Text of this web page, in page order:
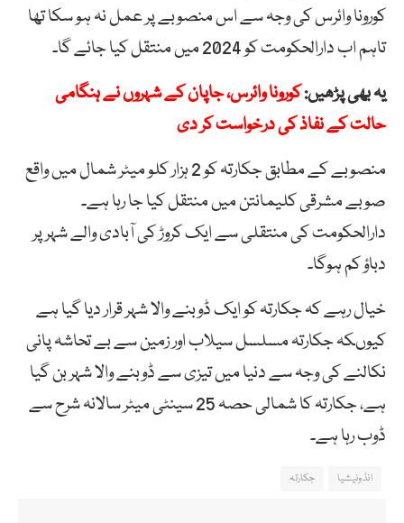
کورونا وائرس کی وجہ سے اس منصوبے پر عمل نہ ہو سکا تھا
تاہم اب دارالحکومت کو 2024 میں منتقل کیا جائے گا۔
یہ بھی پڑھیں:کورونا وائرس، جاپان کے شہروں نے ہنگامی
حالت کے نفاذ کی درخواست کر دی
منصوبے کے مطابق جکارتہ کو 2 ہزار کلو میٹر شمال میں واقع
صوبے مشرقی کلیمانتن میں منتقل کیا جا رہا ہے۔
دارالحکومت کی منتقلی سے ایک کروڑ کی آبادی والے شہر پر
دباؤ کم ہوگا۔
خیال رہے کہ جکارتہ کو ایک ڈوبنے والا شہر قرار دیا گیا ہے
کیوںکہ جکارتہ مسلسل سیلاب اور زمین سے بے تحاشہ پانی
نکالنے کی وجہ سے دنیا میں تیزی سے ڈوبنے والا شہر بن گیا
ہے، جکارتہ کا شمالی حصہ 25 سینٹی میٹر سالانہ شرح سے
ڈوب رہا ہے۔
انڈونیشیا جکارتہ